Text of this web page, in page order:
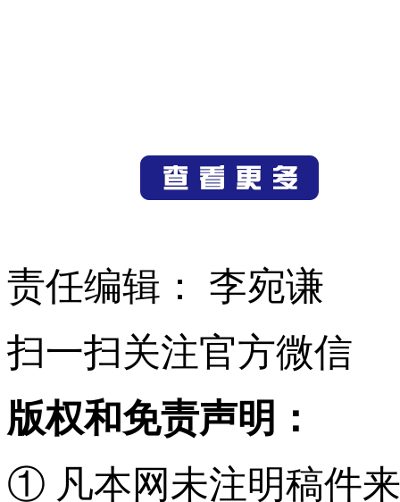
责任编辑： 李宛谦
扫一扫关注官方微信
版权和免责声明：
① 凡本网未注明稿件